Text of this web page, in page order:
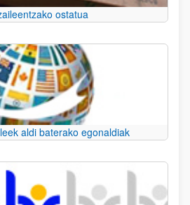
ostatua
aldi baterako egonaldiak